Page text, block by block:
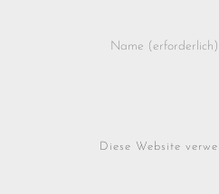
Diese Website